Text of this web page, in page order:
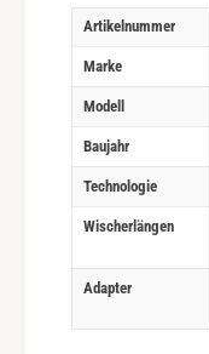
Artikelnummer
Marke
Modell
Baujahr
Technologie
Wischerlängen
Adapter